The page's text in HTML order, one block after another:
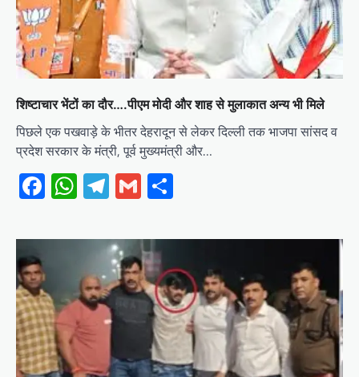
शिष्टाचार भेंटों का दौर….पीएम मोदी और शाह से मुलाकात अन्य भी मिले
पिछले एक पखवाड़े के भीतर देहरादून से लेकर दिल्ली तक भाजपा सांसद व
प्रदेश सरकार के मंत्री, पूर्व मुख्यमंत्री और…
Facebook
WhatsApp
Telegram
Gmail